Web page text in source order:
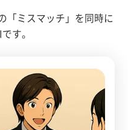
「ミスマッチ」を同時に
す。